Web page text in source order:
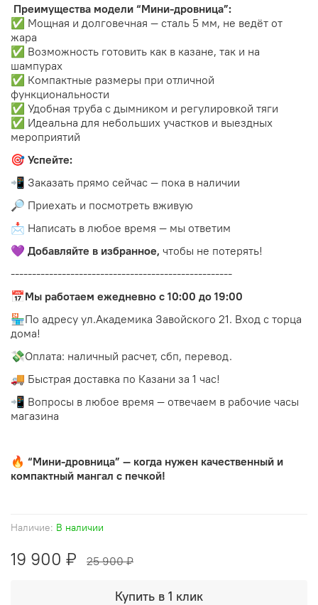
Наличие: В наличии
19 900 ₽ 25 900 ₽
Купить в 1 клик
Преимущества модели “Мини-дровница”:
✅ Мощная и долговечная — сталь 5 мм, не ведёт от
жара
✅ Возможность готовить как в казане, так и на
шампурах
✅ Компактные размеры при отличной
функциональности
✅ Удобная труба с дымником и регулировкой тяги
✅ Идеальна для небольших участков и выездных
мероприятий
🎯 Успейте:
📲 Заказать прямо сейчас — пока в наличии
🔎 Приехать и посмотреть вживую
📩 Написать в любое время — мы ответим
💜 Добавляйте в избранное, чтобы не потерять!
----------------------------------------------------
📅Мы работаем ежедневно с 10:00 до 19:00
🏪По адресу ул.Академика Завойского 21. Вход с торца
дома!
💸Оплата: наличный расчет, сбп, перевод.
🚚 Быстрая доставка по Казани за 1 час!
📲 Вопросы в любое время — отвечаем в рабочие часы
магазина
🔥 “Мини-дровница” — когда нужен качественный и
компактный мангал с печкой!